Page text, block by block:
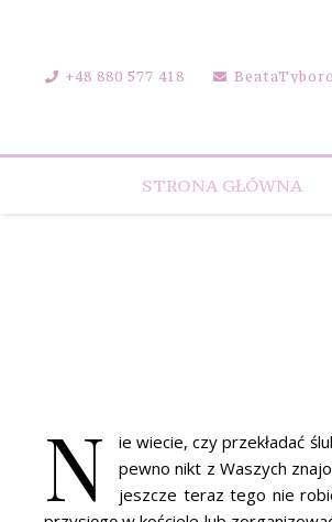
+48 880 577 418
STRONA GŁÓWNA
N
ie wiecie, czy przekładać
pewno nikt z Waszych
jeszcze teraz tego nie